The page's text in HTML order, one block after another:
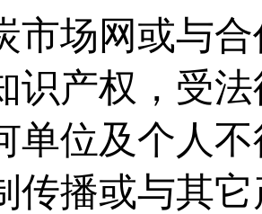
市场网或与
识产权，受
单位及个人
传播或与其